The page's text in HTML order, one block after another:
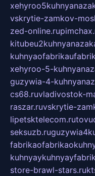
vskrytie-zamkov-
zed-online.ru
xehyroo-5-
guzywia-4-
cs68.ruvladivostok-
raszar.ruvskrytie-
lipetsktelecom.ru
seksuzb.ru
store-brawl-stars.ru